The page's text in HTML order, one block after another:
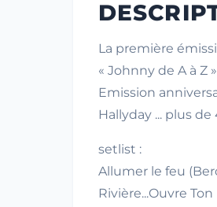
La première
« Johnny de A à Z
Emission
Hallyday ... plus
setlist :
Allumer le feu
Rivière...Ouvre